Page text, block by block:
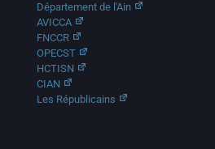
Département de l'Ain
AVICCA
FNCCR
OPECST
HCTISN
CIAN
Les Républicains